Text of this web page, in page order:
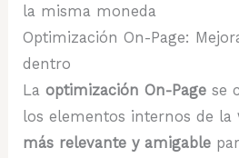
la misma moneda
Optimización On-Page:
dentro
Laoptimización On-Page se
los elementos internos de la
más relevante y amigable